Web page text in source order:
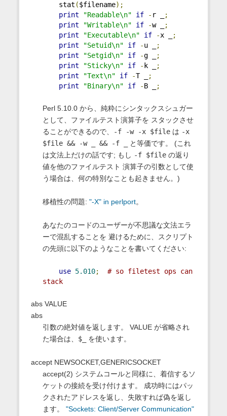
stat ($filename);
print
"Readable\n" if - r _
;
print
"Writable\n" if -w _
;
print
"Executable\n" if -x _
;
print
"Setuid\n" if -u _
;
print
"Setgid\n" if -g _
;
print
"Sticky\n" if - k _
;
print
"Text\n" if -T _
;
print
"Binary\n" if -B _ ;
Perl 5.10.0 から、純粋にシンタックスシュガー
として、ファイルテスト演算子を スタックさせ
ることができるので、
-f -w -x $fileは -x
$file && -w _ && -f _
と等価です。 (これ
は文法上だけの話です; もし -f $fileの返り
値を他のファイルテスト 演算子の引数として使
う場合は、何の特別なことも起きません。)
移植性の問題: "-X" in perlport。
あなたのコードのユーザーが不思議な文法エラ
ーで混乱することを 避けるために、スクリプト
の先頭に以下のようなことを書いてください:
use 5.010;
# so filetest ops can
stack
abs VALUE
abs
引数の絶対値を返します。 VALUE が省略され
た場合は、 $_ を使います。
accept NEWSOCKET,GENERICSOCKET
accept(2) システムコールと同様に、着信するソ
ケットの接続を受け付けます。 成功時にはパッ
クされたアドレスを返し、失敗すれば偽を返し
ます。 "Sockets: Client/Server Communication"